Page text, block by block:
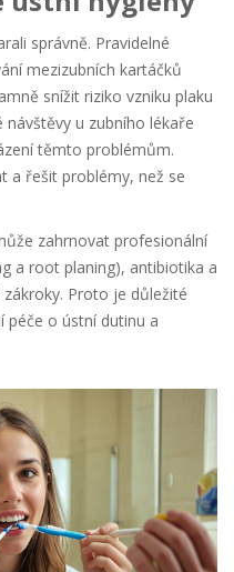
správně. Pravidelné
mezizubních kartáčků
snížit riziko vzniku plaku
návštěvy u zubního lékaře
těmto problémům.
a řešit problémy, než se
zahrnovat profesionální
a root planing), antibiotika a
Proto je důležité
péče o ústní dutinu a